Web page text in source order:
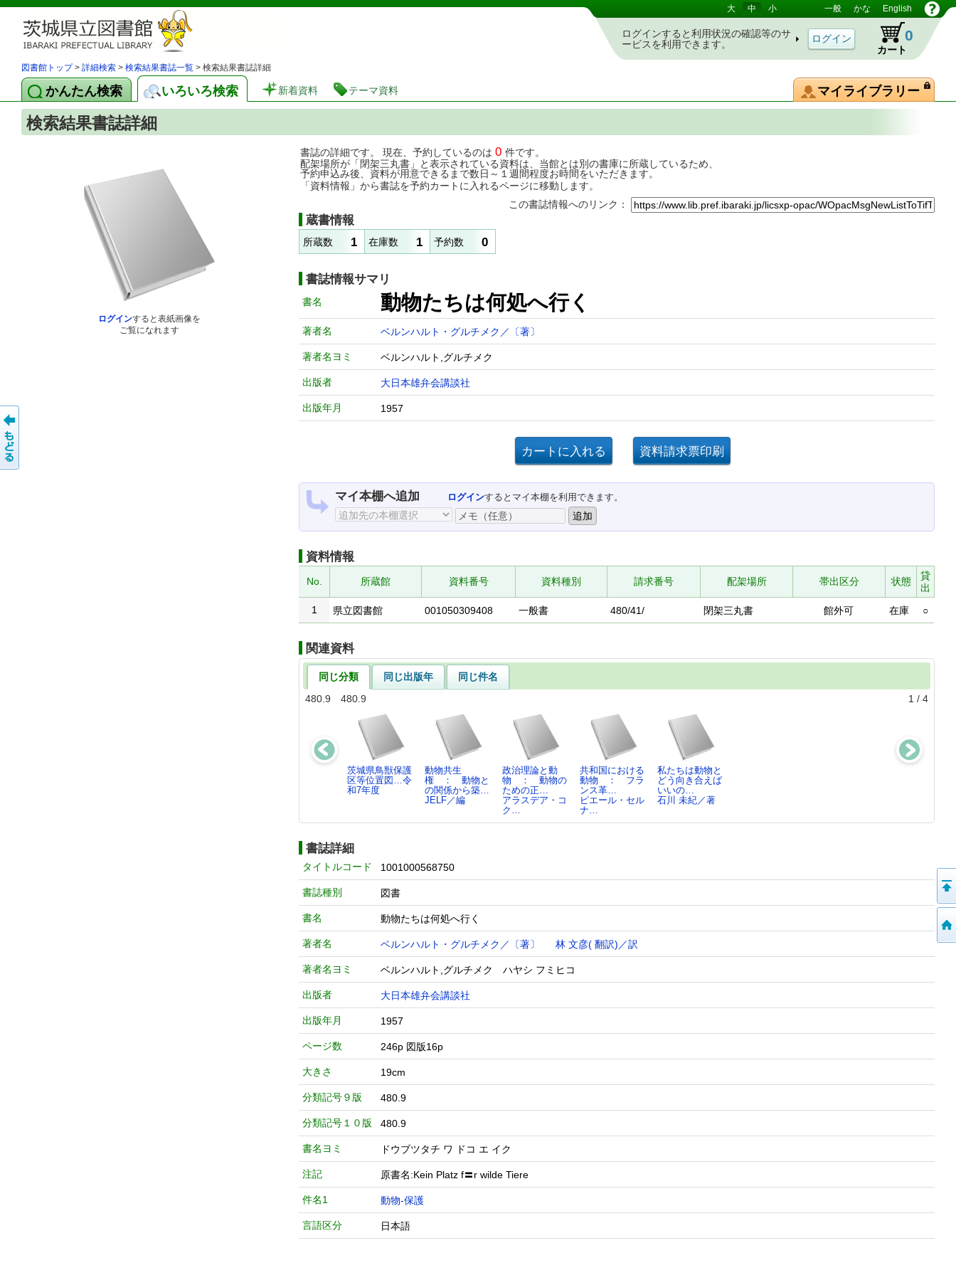
茨城県立図書館 蔵書検索・予約システム 大 中 小 一般 かな English
ログインすると利用状況の確認等のサ
ービスを利用できます。
カート
0
図書館トップ> 詳細検索 > 検索結果書誌一覧 > 検索結果書誌詳細
かんたん検索 いろいろ検索 新着資料 テーマ資料 マイライブラリー
検索結果書誌詳細
ログインすると表紙画像を
ご覧になれます
書誌の詳細です。 現在、予約しているのは 0 件です。
配架場所が「閉架三丸書」と表示されている資料は、当館とは別の書庫に所蔵しているため、
予約申込み後、資料が用意できるまで数日～１週間程度お時間をいただきます。
「資料情報」から書誌を予約カートに入れるページに移動します。
この書誌情報へのリンク：
蔵書情報
所蔵数 1 在庫数 1 予約数 0
書誌情報サマリ
書名 動物たちは何処へ行く
著者名 ベルンハルト・グルチメク／〔著〕
著者名ヨミ ベルンハルト,グルチメク
出版者 大日本雄弁会講談社
出版年月 1957
マイ本棚へ追加 ログインするとマイ本棚を利用できます。
資料情報
No. 所蔵館 資料番号 資料種別 請求番号 配架場所 帯出区分 状態
貸
出
1
県立図書館 001050309408 一般書 480/41/ 閉架三丸書 館外可 在庫 ○
関連資料
同じ分類 同じ出版年
同じ件名
480.9 480.9
1 / 4
茨城県鳥獣保護
区等位置図…令
和7年度
動物共生
権 ： 動物と
の関係から築…
JELF／編
政治理論と動
物 ： 動物の
ための正…
アラスデア・コ
ク…
共和国における
動物 ： フラ
ンス革…
ピエール・セル
ナ…
私たちは動物と
どう向き合えば
いいの…
石川 未紀／著
書誌詳細
タイトルコード 1001000568750
書誌種別 図書
書名 動物たちは何処へ行く
著者名 ベルンハルト・グルチメク／〔著〕 林 文彦( 翻訳)／訳
著者名ヨミ ベルンハルト,グルチメク ハヤシ フミヒコ
出版者 大日本雄弁会講談社
出版年月 1957
ページ数 246p 図版16p
大きさ 19cm
分類記号９版 480.9
分類記号１０版 480.9
書名ヨミ ドウブツタチ ワ ドコ エ イク
注記 原書名:Kein Platz f〓r wilde Tiere
件名1 動物-保護
言語区分 日本語